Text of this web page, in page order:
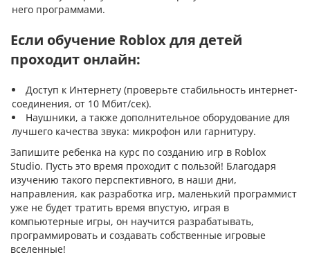
него программами.
Если обучение Roblox для детей
проходит онлайн:
Доступ к Интернету (проверьте стабильность интернет-
соединения, от 10 Мбит/сек).
Наушники, а также дополнительное оборудование для
лучшего качества звука: микрофон или гарнитуру.
Запишите ребенка на курс по созданию игр в Roblox
Studio. Пусть это время проходит с пользой! Благодаря
изучению такого перспективного, в наши дни,
направления, как разработка игр, маленький программист
уже не будет тратить время впустую, играя в
компьютерные игры, он научится разрабатывать,
программировать и создавать собственные игровые
вселенные!